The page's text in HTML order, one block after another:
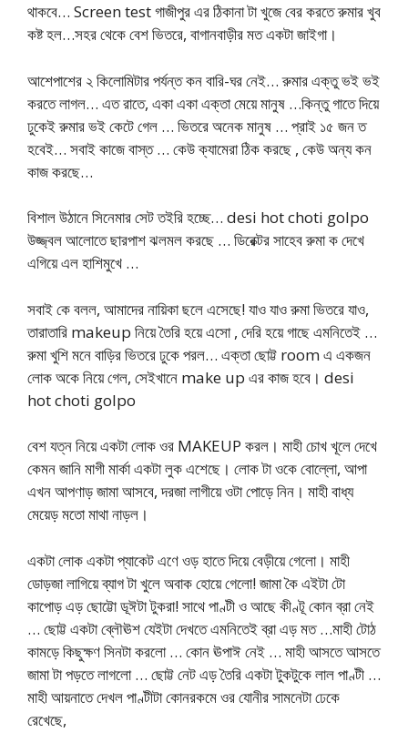
থাকবে… Screen test গাজীপুর এর ঠিকানা টা খুজে বের করতে রুমার খুব
কষ্ট হল…সহর থেকে বেশ ভিতরে, বাগানবাড়ীর মত একটা জাইগা।
আশেপাশের ২ কিলোমিটার পর্যন্ত কন বারি-ঘর নেই… রুমার এক্তু ভই ভই
করতে লাগল… এত রাতে, একা একা এক্তা মেয়ে মানুষ …কিন্তু গাতে দিয়ে
ঢুকেই রুমার ভই কেটে গেল … ভিতরে অনেক মানুষ … প্রাই ১৫ জন ত
হবেই… সবাই কাজে বাস্ত … কেউ ক্যামেরা ঠিক করছে , কেউ অন্য কন
কাজ করছে…
বিশাল উঠানে সিনেমার সেট তইরি হচ্ছে… desi hot choti golpo
উজ্জ্বল আলোতে ছারপাশ ঝলমল করছে … ডিরেক্টর সাহেব রুমা ক দেখে
এগিয়ে এল হাশিমুখে …
সবাই কে বলল, আমাদের নায়িকা ছলে এসেছে! যাও যাও রুমা ভিতরে যাও,
তারাতারি makeup নিয়ে তৈরি হয়ে এসো , দেরি হয়ে গাছে এমনিতেই …
রুমা খুশি মনে বাড়ির ভিতরে ঢুকে পরল… এক্তা ছোট্ট room এ একজন
লোক অকে নিয়ে গেল, সেইখানে make up এর কাজ হবে। desi
hot choti golpo
বেশ যত্ন নিয়ে একটা লোক ওর MAKEUP করল। মাহী চোখ খূলে দেখে
কেমন জানি মাগী মার্কা একটা লুক এশেছে। লোক টা ওকে বোল্লো, আপা
এখন আপণাড় জামা আসবে, দরজা লাগীয়ে ওটা পোড়ে নিন। মাহী বাধ্য
মেয়েড় মতো মাথা নাড়ল।
একটা লোক একটা প্যাকেট এণে ওড় হাতে দিয়ে বেড়ীয়ে গেলো। মাহী
ডোড়জা লাগিয়ে ব্যাগ টা খুলে অবাক হোয়ে গেলো! জামা কৈ এইটা টো
কাপোড় এড় ছোট্টো ডূঈটা টুকরা! সাথে পাণ্টী ও আছে কীণ্টূ কোন ব্রা নেই
… ছোট্ট একটা ব্লৌঊশ যেইটা দেখতে এমনিতেই ব্রা এড় মত …মাহী টোঠ
কামড়ে কিছুক্ষণ সিনটা করলো … কোন ঊপাঈ নেই … মাহী আসতে আসতে
জামা টা পড়তে লাগলো … ছোট্ট নেট এড় তৈরি একটা টুকটুকে লাল পাণ্টী …
মাহী আয়নাতে দেখল পাণ্টীটা কোনরকমে ওর যোনীর সামনেটা ঢেকে
রেখেছে,